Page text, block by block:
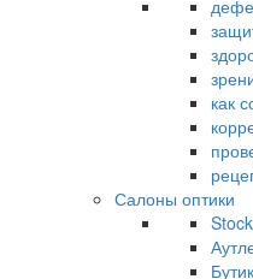
как
Салоны оптики